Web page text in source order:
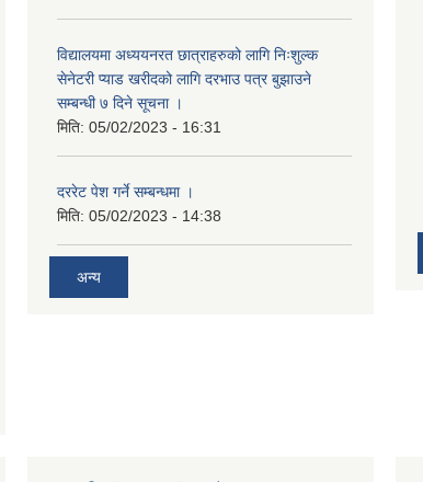
विद्यालयमा अध्ययनरत छात्राहरुको लागि निःशुल्क
सेनेटरी प्याड खरीदको लागि दरभाउ पत्र बुझाउने
सम्बन्धी ७ दिने सूचना ।
मिति: 05/02/2023 - 16:31
दररेट पेश गर्ने सम्बन्धमा ।
मिति: 05/02/2023 - 14:38
अन्य